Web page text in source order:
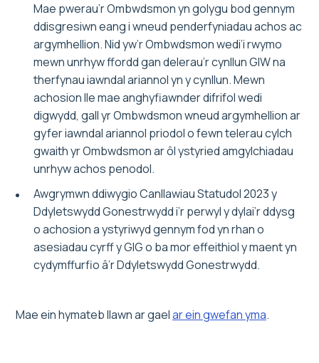
Mae pwerau’r Ombwdsmon yn golygu bod gennym
ddisgresiwn eang i wneud penderfyniadau achos ac
argymhellion. Nid yw’r Ombwdsmon wedi’i rwymo
mewn unrhyw ffordd gan delerau’r cynllun GIW na
therfynau iawndal ariannol yn y cynllun. Mewn
achosion lle mae anghyfiawnder difrifol wedi
digwydd, gall yr Ombwdsmon wneud argymhellion ar
gyfer iawndal ariannol priodol o fewn telerau cylch
gwaith yr Ombwdsmon ar ôl ystyried amgylchiadau
unrhyw achos penodol.
Awgrymwn ddiwygio Canllawiau Statudol 2023 y
Ddyletswydd Gonestrwydd i’r perwyl y dylai’r ddysg
o achosion a ystyriwyd gennym fod yn rhan o
asesiadau cyrff y GIG o ba mor effeithiol y maent yn
cydymffurfio â’r Ddyletswydd Gonestrwydd.
Mae ein hymateb llawn ar gaelar ein gwefan yma.